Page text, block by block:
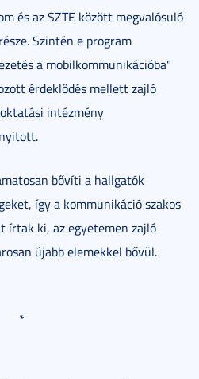
és az SZTE között megvalósuló
Szintén e program
a mobilkommunikációba"
érdeklődés mellett zajló
intézmény
bővíti a hallgatók
így a kommunikáció szakos
írtak ki, az egyetemen zajló
újabb elemekkel bővül.
*